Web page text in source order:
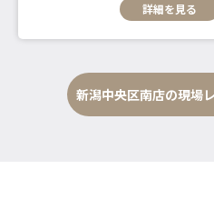
詳細を見る
新潟中央区南店の現場